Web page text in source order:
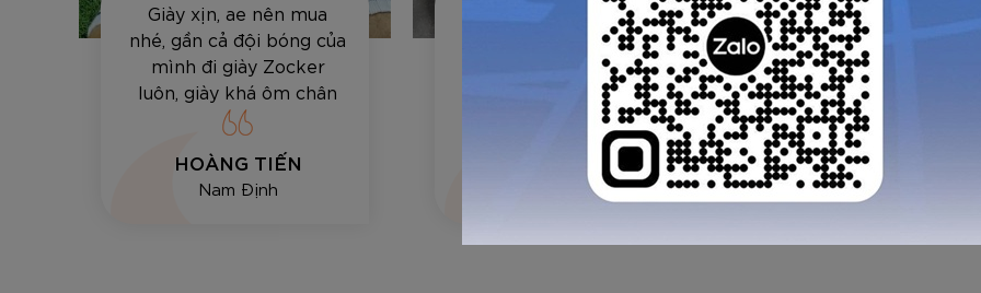
Giày xịn, ae nên mua
nhé, gần cả đội bóng của
mình đi giày Zocker
luôn, giày khá ôm chân
và bền, vê bóng hay sút
HOÀNG TIẾN
Nam Định
Sản phẩm ok chạy trên
sân ko bị ngã vì nó trợ
lực tốt. Đã đi thử 1 trận
đá rồi mới feedback cho
anh em
MINH LONG
Quảng Ngãi
Quá tuyệt vời hàng
Nam chất lượng cao,
vừa vặn, chất liệu
giác mềm, dai
HUY NGỌC
Hải Phòng